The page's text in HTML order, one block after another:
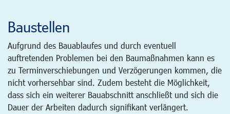
Baustellen
Aufgrund des Bauablaufes und durch eventuell
auftretenden Problemen bei den Baumaßnahmen kann es
zu Terminverschiebungen und Verzögerungen kommen, die
nicht vorhersehbar sind. Zudem besteht die Möglichkeit,
dass sich ein weiterer Bauabschnitt anschließt und sich die
Dauer der Arbeiten dadurch signifikant verlängert.